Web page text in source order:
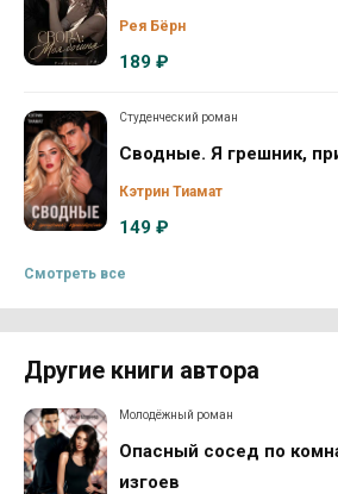
Рея Бёрн
189 ₽
Студенческий роман
Сводные. Я грешник,
Кэтрин Тиамат
149 ₽
Смотреть все
Другие книги автора
Молодёжный роман
Опасный сосед по
изгоев